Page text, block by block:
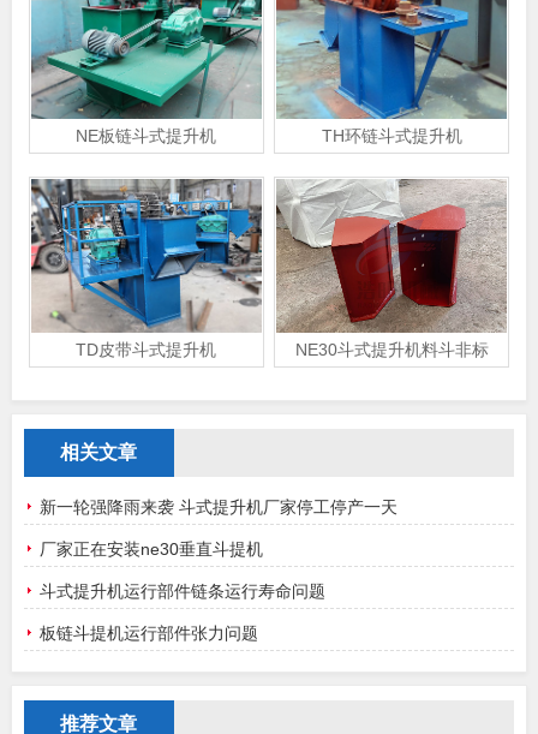
NE板链斗式提升机 TH环链斗式提升机
TD皮带斗式提升机 NE30斗式提升机料斗非标
相关文章
新一轮强降雨来袭 斗式提升机厂家停工停产一天
厂家正在安装ne30垂直斗提机
斗式提升机运行部件链条运行寿命问题
板链斗提机运行部件张力问题
推荐文章